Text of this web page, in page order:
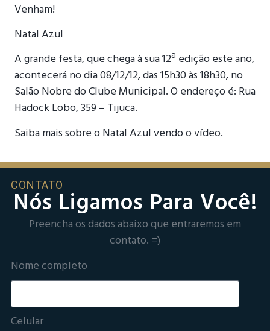
Venham!
Natal Azul
A grande festa, que chega à sua 12ª edição este ano,
acontecerá no dia 08/12/12, das 15h30 às 18h30, no
Salão Nobre do Clube Municipal. O endereço é: Rua
Hadock Lobo, 359 – Tijuca.
Saiba mais sobre o Natal Azul vendo o vídeo.
CONTATO
Nós Ligamos Para Você!
Preencha os dados abaixo que entraremos em
contato. =)
Nome completo
Celular